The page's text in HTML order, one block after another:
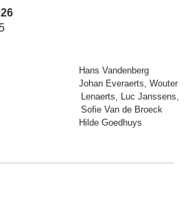
Hans Vandenberg
Johan Everaerts, Wouter
Lenaerts, Luc Janssens,
Sofie Van de Broeck
Hilde Goedhuys